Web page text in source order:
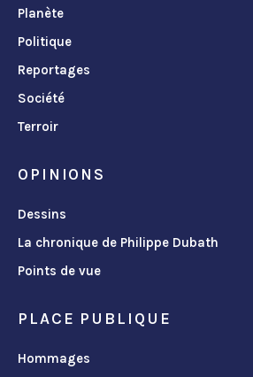
Planète
Politique
Reportages
Société
Terroir
OPINIONS
Dessins
La chronique de Philippe Dubath
Points de vue
PLACE PUBLIQUE
Hommages